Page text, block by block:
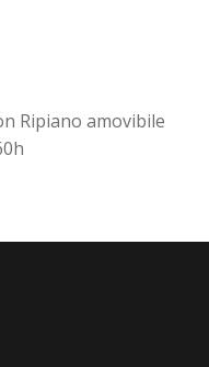
Ripiano amovibile